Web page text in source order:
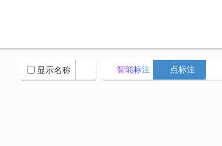
显示名称 智能标注 点标注